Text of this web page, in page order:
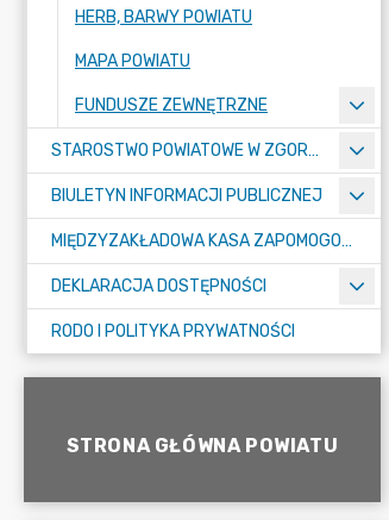
HERB, BARWY POWIATU
MAPA POWIATU
FUNDUSZE ZEWNĘTRZNE
STAROSTWO POWIATOWE W ZGORZELCU
BIULETYN INFORMACJI PUBLICZNEJ
MIĘDZYZAKŁADOWA KASA ZAPOMOGOWO-POŻYCZKOWA
DEKLARACJA DOSTĘPNOŚCI
RODO I POLITYKA PRYWATNOŚCI
STRONA GŁÓWNA POWIATU